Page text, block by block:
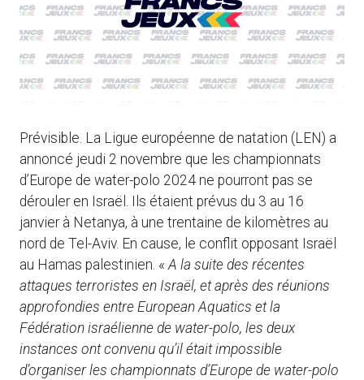
Prévisible. La Ligue européenne de natation (LEN) a
annoncé jeudi 2 novembre que les championnats
d’Europe de water-polo 2024 ne pourront pas se
dérouler en Israël. Ils étaient prévus du 3 au 16
janvier à Netanya, à une trentaine de kilomètres au
nord de Tel-Aviv. En cause, le conflit opposant Israël
au Hamas palestinien. «A la suite des récentes
attaques terroristes en Israël, et après des réunions
approfondies entre European Aquatics et la
Fédération israélienne de water-polo, les deux
instances ont convenu qu’il était impossible
d’organiser les championnats d’Europe de water-polo